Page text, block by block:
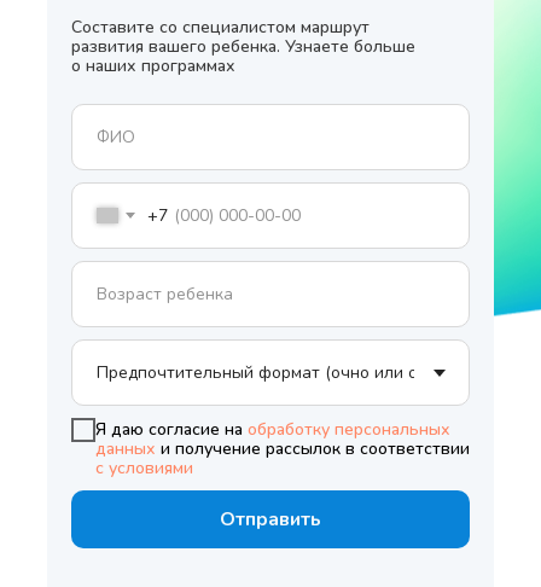
Составите со специалистом маршрут
развития вашего ребенка. Узнаете больше
о наших программах
+7
Я даю согласие на обработку персональных
данных и получение рассылок в соответствии
с условиями
Отправить